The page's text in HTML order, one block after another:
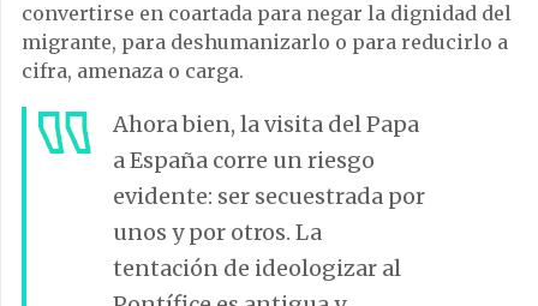
convertirse en coartada para negar la dignidad del
migrante, para deshumanizarlo o para reducirlo a
cifra, amenaza o carga.
Ahora bien, la visita del Papa
a España corre un riesgo
evidente: ser secuestrada por
unos y por otros. La
tentación de ideologizar al